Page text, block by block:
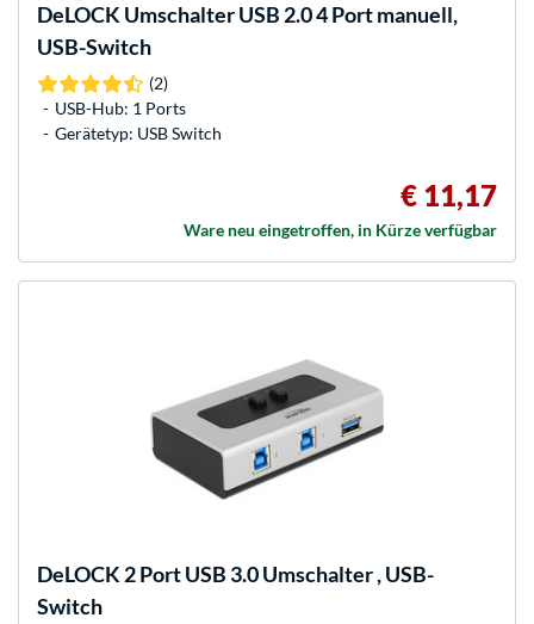
DeLOCK Umschalter USB 2.0 4 Port manuell,
USB-Switch
(2)
USB-Hub: 1 Ports
Gerätetyp: USB Switch
€ 11,17
Ware neu eingetroffen, in Kürze verfügbar
DeLOCK 2 Port USB 3.0 Umschalter , USB-
Switch